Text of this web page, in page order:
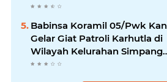
Optimal Dukung
Pangan Nasional
Babinsa Koramil 05/Pwk
Gelar Giat Patroli Karhutla di
Wilayah Kelurahan Simpang
Belutu